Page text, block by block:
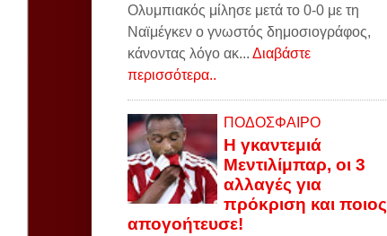
Ολυμπιακός μίλησε μετά το 0-0 με τη
Ναϊμέγκεν ο γνωστός δημοσιογράφος,
κάνοντας λόγο ακ... Διαβάστε
περισσότερα..
ΠΟΔΟΣΦΑΙΡΟ
Η γκαντεμιά
Μεντιλίμπαρ, οι 3
αλλαγές για
πρόκριση και ποιος
απογοήτευσε!